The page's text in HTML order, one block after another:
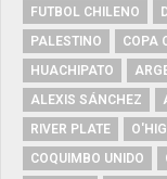
FUTBOL CHILENO
PALESTINO
COPA
HUACHIPATO
ALEXIS SÁNCHEZ
RIVER PLATE
COQUIMBO UNIDO